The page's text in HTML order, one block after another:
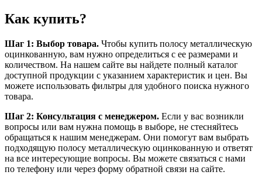
Как купить?
Шаг 1: Выбор товара. Чтобы купить полосу металлическую
оцинкованную, вам нужно определиться с ее размерами и
количеством. На нашем сайте вы найдете полный каталог
доступной продукции с указанием характеристик и цен. Вы
можете использовать фильтры для удобного поиска нужного
товара.
Шаг 2: Консультация с менеджером. Если у вас возникли
вопросы или вам нужна помощь в выборе, не стесняйтесь
обращаться к нашим менеджерам. Они помогут вам выбрать
подходящую полосу металлическую оцинкованную и ответят
на все интересующие вопросы. Вы можете связаться с нами
по телефону или через форму обратной связи на сайте.